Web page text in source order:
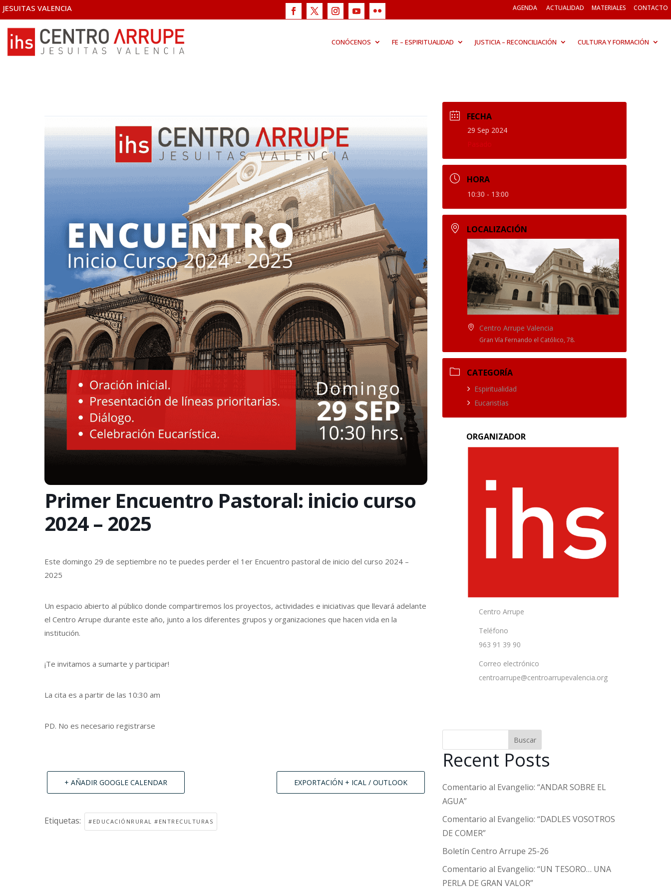
JESUITAS VALENCIA AGENDA ACTUALIDAD MATERIALES CONTACTO
CONÓCENOS FE – ESPIRITUALIDAD JUSTICIA – RECONCILIACIÓN CULTURA Y FORMACIÓN
Primer Encuentro Pastoral: inicio curso
2024 – 2025
Este domingo 29 de septiembre no te puedes perder el 1er Encuentro pastoral de inicio del curso 2024 –
2025
Un espacio abierto al público donde compartiremos los proyectos, actividades e iniciativas que llevará adelante
el Centro Arrupe durante este año, junto a los diferentes grupos y organizaciones que hacen vida en la
institución.
¡Te invitamos a sumarte y participar!
La cita es a partir de las 10:30 am
PD. No es necesario registrarse
+ AÑADIR GOOGLE CALENDAR EXPORTACIÓN + ICAL / OUTLOOK
Etiquetas: #EDUCACIÓNRURAL #ENTRECULTURAS
FECHA
29 Sep 2024
Pasado
HORA
10:30 - 13:00
LOCALIZACIÓN
Centro Arrupe Valencia
Gran Vía Fernando el Católico, 78.
CATEGORÍA
Espiritualidad
Eucaristías
ORGANIZADOR
Centro Arrupe
Teléfono
963 91 39 90
Correo electrónico
centroarrupe@centroarrupevalencia.org
Buscar
Recent Posts
Comentario al Evangelio: “ANDAR SOBRE EL
AGUA”
Comentario al Evangelio: “DADLES VOSOTROS
DE COMER”
Boletín Centro Arrupe 25-26
Comentario al Evangelio: “UN TESORO… UNA
PERLA DE GRAN VALOR”